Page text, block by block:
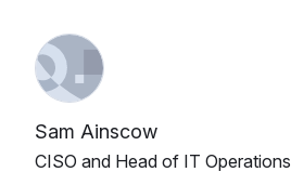
Sam Ainscow
CISO and Head of IT Operations